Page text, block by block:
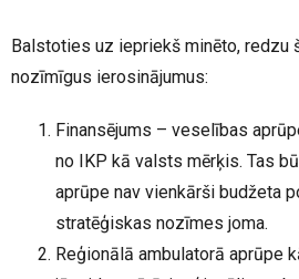
Balstoties uz iepriekš minēto, redzu
nozīmīgus ierosinājumus:
Finansējums – veselības
no IKP kā valsts mērķis. Tas
aprūpe nav vienkārši budžeta
stratēģiskas nozīmes joma.
Reģionālā ambulatorā aprūpe